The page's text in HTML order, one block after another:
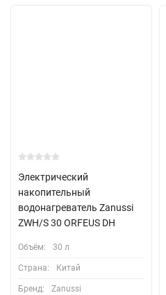
Электрический
накопительный
водонагреватель Zanussi
ZWH/S 30 ORFEUS DH
Объём: 30 л
Страна: Китай
Бренд: Zanussi